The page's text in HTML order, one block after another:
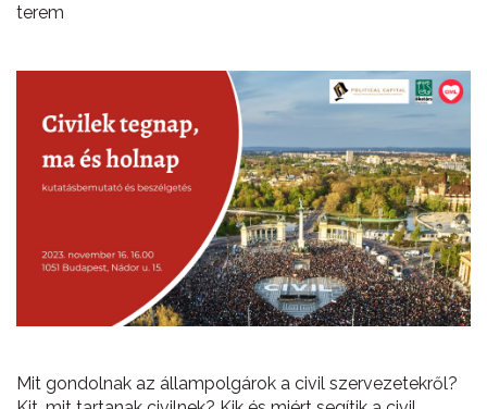
terem
Mit gondolnak az állampolgárok a civil szervezetekről?